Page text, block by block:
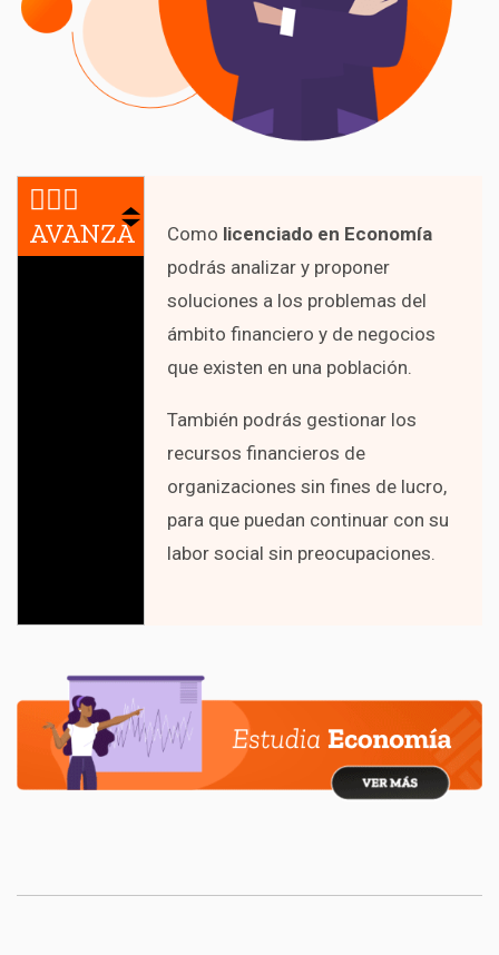
🏃🏻‍♀️
AVANZA
Como licenciado en Economía
podrás analizar y proponer
soluciones a los problemas del
ámbito financiero y de negocios
que existen en una población.
También podrás gestionar los
recursos financieros de
organizaciones sin fines de lucro,
para que puedan continuar con su
labor social sin preocupaciones.